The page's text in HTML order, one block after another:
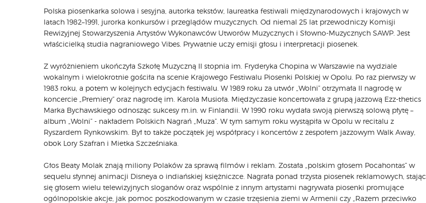
Polska piosenkarka solowa i sesyjna, autorka tekstów, laureatka festiwali międzynarodowych i krajowych w
latach 1982–1991, jurorka konkursów i przeglądów muzycznych. Od niemal 25 lat przewodniczy Komisji
Rewizyjnej Stowarzyszenia Artystów Wykonawców Utworów Muzycznych i Słowno-Muzycznych SAWP. Jest
właścicielką studia nagraniowego Vibes. Prywatnie uczy emisji głosu i interpretacji piosenek.
Z wyróżnieniem ukończyła Szkołę Muzyczną II stopnia im. Fryderyka Chopina w Warszawie na wydziale
wokalnym i wielokrotnie gościła na scenie Krajowego Festiwalu Piosenki Polskiej w Opolu. Po raz pierwszy w
1983 roku, a potem w kolejnych edycjach festiwalu. W 1989 roku za utwór „Wolni” otrzymała II nagrodę w
koncercie „Premiery” oraz nagrodę im. Karola Musioła. Międzyczasie koncertowała z grupą jazzową Ezz-thetics
Marka Bychawskiego odnosząc sukcesy m.in. w Finlandii. W 1990 roku wydała swoją pierwszą solową płytę –
album „Wolni” - nakładem Polskich Nagrań „Muza”. W tym samym roku wystąpiła w Opolu w recitalu z
Ryszardem Rynkowskim. Był to także początek jej współpracy i koncertów z zespołem jazzowym Walk Away,
obok Lory Szafran i Mietka Szcześniaka.
Głos Beaty Molak znają miliony Polaków za sprawą filmów i reklam. Została „polskim głosem Pocahontas” w
sequelu słynnej animacji Disneya o indiańskiej księżniczce. Nagrała ponad trzysta piosenek reklamowych, stając
się głosem wielu telewizyjnych sloganów oraz wspólnie z innym artystami nagrywała piosenki promujące
ogólnopolskie akcje, jak pomoc poszkodowanym w czasie trzęsienia ziemi w Armenii czy „Razem przeciwko